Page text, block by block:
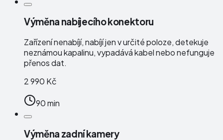
Výměna nabíjecího konektoru
Zařízení nenabíjí, nabíjí jen v určité poloze, detekuje
neznámou kapalinu, vypadává kabel nebo nefunguje
přenos dat.
2 990 Kč
90 min
Výměna zadní kamery